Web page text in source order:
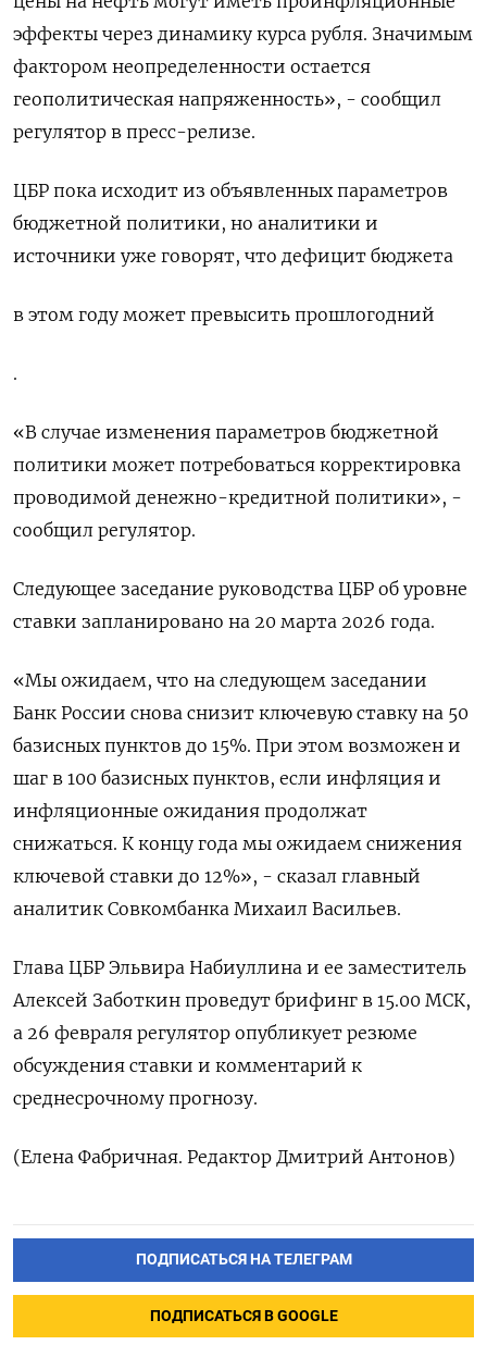
эффекты через динамику курса рубля. Значимым
фактором неопределенности остается
геополитическая напряженность», - сообщил
регулятор в пресс-релизе.
ЦБР пока ​исходит из объявленных параметров
бюджетной политики, но аналитики и
⁠источники уже говорят, что дефицит бюджета
в этом году может превысить прошлогодний
.
«В случае изменения параметров бюджетной
политики может потребоваться корректировка
проводимой денежно-кредитной политики», -
сообщил регулятор.
Следующее заседание руководства ЦБР об уровне
ставки запланировано на 20 марта ‌2026 года.
«Мы ожидаем, что на следующем заседании
Банк России снова снизит ключевую ставку на 50
базисных пунктов до 15%. При этом возможен ‌и
шаг в 100 базисных пунктов, если инфляция и
инфляционные ожидания продолжат
снижаться. К концу года мы ожидаем снижения
ключевой ставки до 12%», - сказал главный
аналитик Совкомбанка ​Михаил Васильев.
Глава ЦБР Эльвира Набиуллина и ее заместитель
Алексей Заботкин проведут брифинг в 15.00 МСК,
а 26 ‌февраля регулятор опубликует резюме
обсуждения ставки и комментарий к
среднесрочному прогнозу.
(Елена Фабричная. Редактор Дмитрий Антонов)
ПОДПИСАТЬСЯ НА ТЕЛЕГРАМ
ПОДПИСАТЬСЯ В GOOGLE